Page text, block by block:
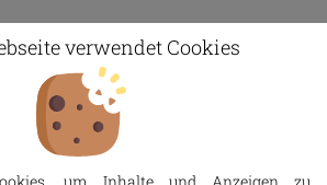
verwendet Cookies